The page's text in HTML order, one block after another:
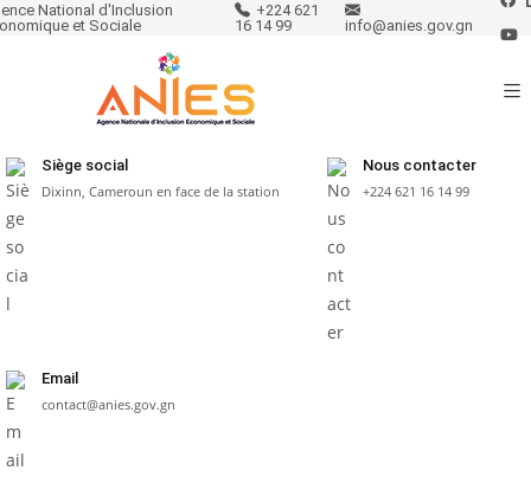
National d'Inclusion
et Sociale
+224 621
16 14 99
info@anies.gov.gn
Siège social
Dixinn, Cameroun en face de la station
Nous contacter
+224 621 16 14 99
Email
contact@anies.gov.gn